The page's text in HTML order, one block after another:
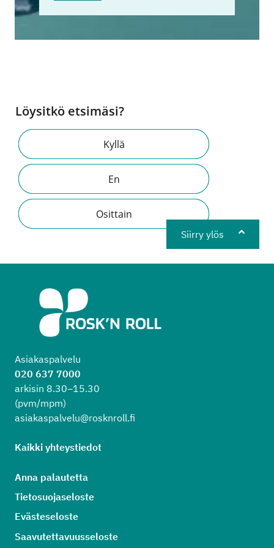
Löysitkö etsimäsi?
Kyllä
En
Osittain
Siirry ylös
Asiakaspalvelu
020 637 7000
arkisin 8.30–15.30
(pvm/mpm)
asiakaspalvelu@rosknroll.fi
Kaikki yhteystiedot
Anna palautetta
Tietosuojaseloste
Evästeseloste
Saavutettavuusseloste